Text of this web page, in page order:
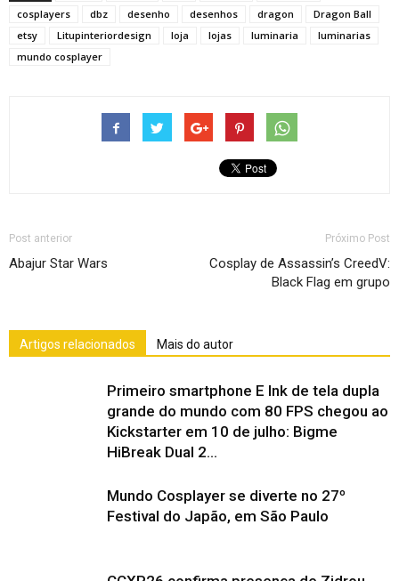
cosplayers
dbz desenho desenhos dragon
Dragon Ball
etsy
Litupinteriordesign loja lojas luminaria
luminarias
mundo cosplayer
Post anterior
Abajur Star Wars
Próximo Post
Cosplay de Assassin’s CreedV:
Black Flag em grupo
Artigos relacionados Mais do autor
Primeiro smartphone E Ink de tela dupla
grande do mundo com 80 FPS chegou ao
Kickstarter em 10 de julho: Bigme
HiBreak Dual 2...
Mundo Cosplayer se diverte no 27º
Festival do Japão, em São Paulo